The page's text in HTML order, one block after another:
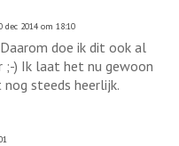
dec 2014 om 18:10
doe ik dit ook al
;-) Ik laat het nu gewoon
steeds heerlijk.